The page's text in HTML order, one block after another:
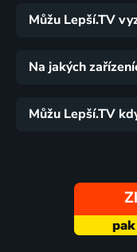
Můžu Lepší.TV
Na jakých
Můžu Lepší.TV